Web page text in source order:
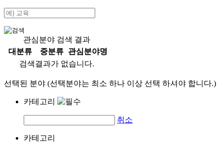
관심분야 검색 결과
대분류
중분류
관심분야명
검색결과가 없습니다.
선택된 분야 (선택분야는 최소 하나 이상 선택 하셔야 합니다.)
카테고리
취소
카테고리